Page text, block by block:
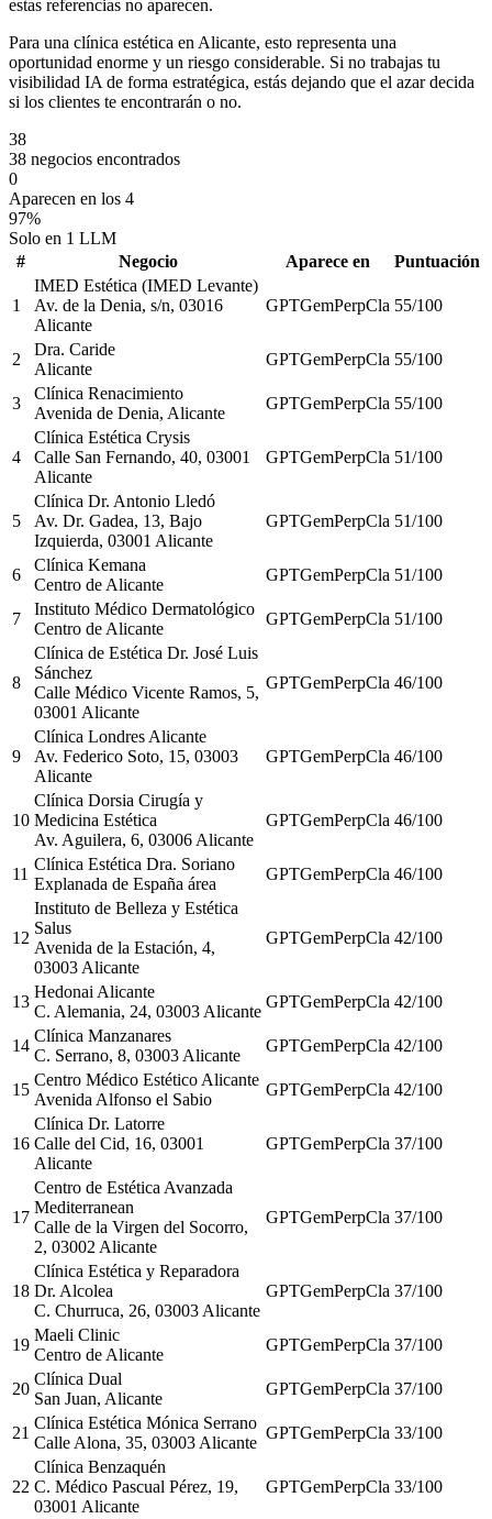
estas referencias no aparecen.
Para una clínica estética en Alicante, esto representa una
oportunidad enorme y un riesgo considerable. Si no trabajas tu
visibilidad IA de forma estratégica, estás dejando que el azar decida
si los clientes te encontrarán o no.
38
38 negocios encontrados
0
Aparecen en los 4
97%
Solo en 1 LLM
#
Negocio Aparece en Puntuación
1
IMED Estética (IMED Levante)
Av. de la Denia, s/n, 03016
Alicante
GPTGemPerpCla 55/100
2
Dra. Caride
Alicante
GPTGemPerpCla 55/100
3
Clínica Renacimiento
Avenida de Denia, Alicante
GPTGemPerpCla 55/100
4
Clínica Estética Crysis
Calle San Fernando, 40, 03001
Alicante
GPTGemPerpCla 51/100
5
Clínica Dr. Antonio Lledó
Av. Dr. Gadea, 13, Bajo
Izquierda, 03001 Alicante
GPTGemPerpCla 51/100
6
Clínica Kemana
Centro de Alicante
GPTGemPerpCla 51/100
7
Instituto Médico Dermatológico
Centro de Alicante
GPTGemPerpCla 51/100
8
Clínica de Estética Dr. José Luis
Sánchez
Calle Médico Vicente Ramos, 5,
03001 Alicante
GPTGemPerpCla 46/100
9
Clínica Londres Alicante
Av. Federico Soto, 15, 03003
Alicante
GPTGemPerpCla 46/100
10
Clínica Dorsia Cirugía y
Medicina Estética
Av. Aguilera, 6, 03006 Alicante
GPTGemPerpCla 46/100
11
Clínica Estética Dra. Soriano
Explanada de España área
GPTGemPerpCla 46/100
12
Instituto de Belleza y Estética
Salus
Avenida de la Estación, 4,
03003 Alicante
GPTGemPerpCla 42/100
13
Hedonai Alicante
C. Alemania, 24, 03003 Alicante
GPTGemPerpCla 42/100
14
Clínica Manzanares
C. Serrano, 8, 03003 Alicante
GPTGemPerpCla 42/100
15
Centro Médico Estético Alicante
Avenida Alfonso el Sabio
GPTGemPerpCla 42/100
16
Clínica Dr. Latorre
Calle del Cid, 16, 03001
Alicante
GPTGemPerpCla 37/100
17
Centro de Estética Avanzada
Mediterranean
Calle de la Virgen del Socorro,
2, 03002 Alicante
GPTGemPerpCla 37/100
18
Clínica Estética y Reparadora
Dr. Alcolea
C. Churruca, 26, 03003 Alicante
GPTGemPerpCla 37/100
19
Maeli Clinic
Centro de Alicante
GPTGemPerpCla 37/100
20
Clínica Dual
San Juan, Alicante
GPTGemPerpCla 37/100
21
Clínica Estética Mónica Serrano
Calle Alona, 35, 03003 Alicante
GPTGemPerpCla 33/100
22
Clínica Benzaquén
C. Médico Pascual Pérez, 19,
03001 Alicante
GPTGemPerpCla 33/100